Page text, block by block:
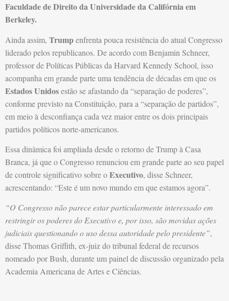
Faculdade de Direito da Universidade da Califórnia em
Berkeley.
Ainda assim, Trumpenfrenta pouca resistência do atual Congresso
liderado pelos republicanos. De acordo com Benjamin Schneer,
professor de Políticas Públicas da Harvard Kennedy School, isso
acompanha em grande parte uma tendência de décadas em que os
Estados Unidosestão se afastando da “separação de poderes”,
conforme previsto na Constituição, para a “separação de partidos”,
em meio à desconfiança cada vez maior entre os dois principais
partidos políticos norte-americanos.
Essa dinâmica foi ampliada desde o retorno de Trump à Casa
Branca, já que o Congresso renunciou em grande parte ao seu papel
de controle significativo sobre oExecutivo, disse Schneer,
acrescentando: “Este é um novo mundo em que estamos agora”.
“O Congresso não parece estar particularmente interessado em
restringir os poderes do Executivo e, por isso, são movidas ações
judiciais questionando o uso dessa autoridade pelo presidente”,
disse Thomas Griffith, ex-juiz do tribunal federal de recursos
nomeado por Bush, durante um painel de discussão organizado pela
Academia Americana de Artes e Ciências.